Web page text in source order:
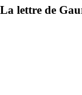
lettre de